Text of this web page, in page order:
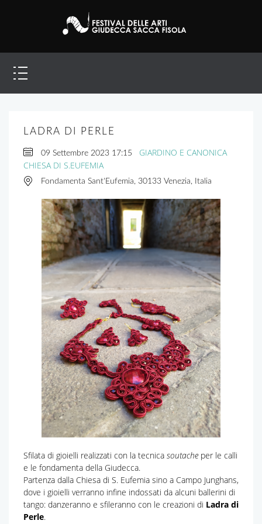
LADRA DI PERLE
09 Settembre 2023 17:15
GIARDINO E CANONICA
CHIESA DI S.EUFEMIA
Fondamenta Sant'Eufemia, 30133 Venezia, Italia
Sfilata di gioielli realizzati con la tecnica soutache per le calli
e le fondamenta della Giudecca.
Partenza dalla Chiesa di S. Eufemia sino a Campo Junghans,
dove i gioielli verranno infine indossati da alcuni ballerini di
tango: danzeranno e sfileranno con le creazioni di Ladra di
Perle.